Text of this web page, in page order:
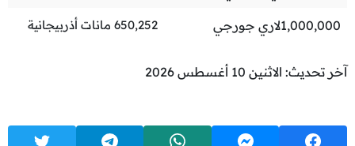
1,000,000لاري جورجي 650,252 مانات أذربيجانية
آخر تحديث: الاثنين 10 أغسطس 2026